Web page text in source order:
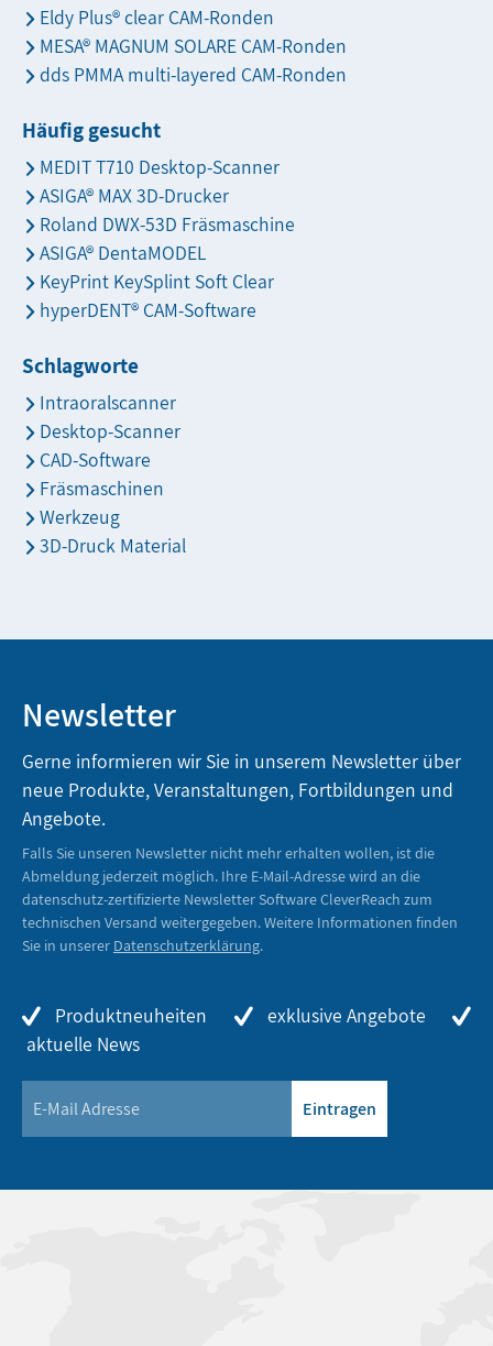
Eldy Plus® clear CAM-Ronden
MESA® MAGNUM SOLARE CAM-Ronden
dds PMMA multi-layered CAM-Ronden
Häufig gesucht
MEDIT T710 Desktop-Scanner
ASIGA® MAX 3D-Drucker
Roland DWX-53D Fräsmaschine
ASIGA® DentaMODEL
KeyPrint KeySplint Soft Clear
hyperDENT® CAM-Software
Schlagworte
Intraoralscanner
Desktop-Scanner
CAD-Software
Fräsmaschinen
Werkzeug
3D-Druck Material
Newsletter
Gerne informieren wir Sie in unserem Newsletter über
neue Produkte, Veranstaltungen, Fortbildungen und
Angebote.
Falls Sie unseren Newsletter nicht mehr erhalten wollen, ist die
Abmeldung jederzeit möglich. Ihre E-Mail-Adresse wird an die
datenschutz-zertifizierte Newsletter Software CleverReach zum
technischen Versand weitergegeben. Weitere Informationen finden
Sie in unserer Datenschutzerklärung.
Produktneuheiten
exklusive Angebote
aktuelle News
Eintragen